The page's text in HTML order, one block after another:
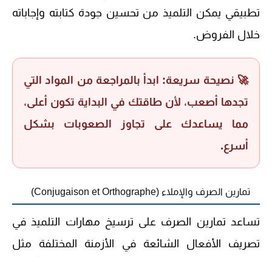
تطبيقي يمكن التلميذ من تحسين جودة كتابته وإجاباته
خلال الفروض.
🚀 نصيحة سريعة: ابدأ بالمراجعة من المواد التي
تجدها أصعب، لأن طاقتك في البداية تكون أعلى،
مما يساعدك على تجاوز الصعوبات بشكل
أسرع.
تمارين الصرف والإملاء (Conjugaison et Orthographe)
تساعد تمارين الصرف على ترسيخ مهارات التلميذ في
تصريف الأفعال الشائعة في الأزمنة المختلفة مثل